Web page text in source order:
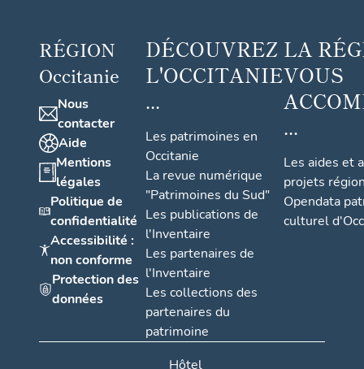
RÉGION
Occitanie
Nous
contacter
Aide
Mentions
légales
Politique de
confidentialité
Accessibilité :
non conforme
Protection des
données
DÉCOUVREZ
L'OCCITANIE
...
Les patrimoines en
Occitanie
La revue numérique
"Patrimoines du Sud"
Les publications de
l'Inventaire
Les partenaires de
l'Inventaire
Les collections des
partenaires du
patrimoine
LA
VOUS
...
Les aides et
projets
Opendata
culturel
Hôtel